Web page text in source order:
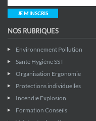
JE M'INSCRIS
NOS RUBRIQUES
Environnement Pollution
Santé Hygiène SST
Organisation Ergonomie
Protections individuelles
Incendie Explosion
Formation Conseils